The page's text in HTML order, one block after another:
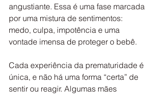
angustiante. Essa é uma fase marcada
por uma mistura de sentimentos:
medo, culpa, impotência e uma
vontade imensa de proteger o bebê.
Cada experiência da prematuridade é
única, e não há uma forma “certa” de
sentir ou reagir. Algumas mães